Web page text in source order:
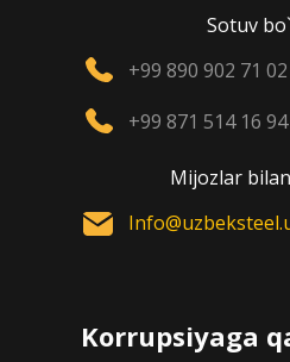
Sotuv
+99 890 902 71 02
+99 871 514 16 94
Mijozlar
Korrupsiyaga